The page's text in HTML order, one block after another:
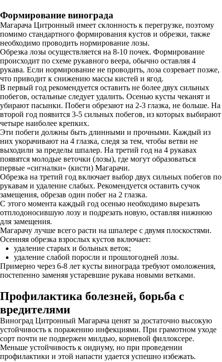
Формирование винограда
Магарача Цитронный имеет склонность к перегрузке, поэтому
помимо стандартного формирования кустов и обрезки, также
необходимо проводить нормирование лозы.
Обрезка лозы осуществляется на 8-10 почек. Формирование
происходит по схеме рукавного веера, обычно оставляя 4
рукава. Если нормирование не проводить, лоза созревает позже,
что приводит к снижению массы кистей и ягод.
В первый год рекомендуется оставить не более двух сильных
побегов, остальные следует удалить. Осенью кусты чеканят и
убирают пасынки. Побеги обрезают на 2-3 глазка, не больше. На
второй год появится 3-5 сильных побегов, из которых выбирают
четыре наиболее крепких.
Эти побеги должны быть длинными и прочными. Каждый из
них укорачивают на 4 глазка, следя за тем, чтобы ветви не
выходили за пределы шпалер. На третий год на 4 рукавах
появятся молодые веточки (лозы), где могут образоваться
первые «сигналки» (кисти) Магарачи.
Обрезка на третий год включает выбор двух сильных побегов по
рукавам и удаление слабых. Рекомендуется оставить сучок
замещения, обрезав один побег на 2 глазка.
С этого момента каждый год осенью необходимо вырезать
отплодоносившую лозу и подрезать новую, оставляя нижнюю
для замещения.
Магарачу лучше всего расти на шпалере с двумя плоскостями.
Осенняя обрезка взрослых кустов включает:
удаление старых и больных веток;
удаление слабой поросли и прошлогодней лозы.
Примерно через 6-8 лет кусты винограда требуют омоложения,
постепенно заменяя устаревшие рукава новыми ветками.
Профилактика болезней, борьба с
вредителями
Виноград Цитронный Магарача ценят за достаточно высокую
устойчивость к поражению инфекциями. При грамотном уходе
сорт почти не подвержен милдью, корневой филлоксере.
Меньше устойчивость к оидиуму, но при проведении
профилактики и этой напасти удается успешно избежать.